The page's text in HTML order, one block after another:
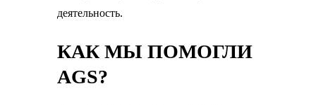
деятельность.
КАК МЫ ПОМОГЛИ
AGS?